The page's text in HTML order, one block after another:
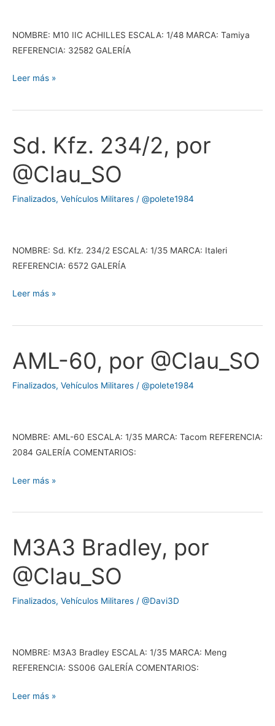
NOMBRE: M10 IIC ACHILLES ESCALA: 1/48 MARCA: Tamiya
REFERENCIA: 32582 GALERÍA
Leer más »
Sd. Kfz. 234/2, por
@Clau_SO
Finalizados, Vehículos Militares / @polete1984
NOMBRE: Sd. Kfz. 234/2 ESCALA: 1/35 MARCA: Italeri
REFERENCIA: 6572 GALERÍA
Sd.
Kfz.
234/2,
por
@Clau_SO
Leer más »
AML-60, por @Clau_SO
Finalizados, Vehículos Militares / @polete1984
NOMBRE: AML-60 ESCALA: 1/35 MARCA: Tacom REFERENCIA:
2084 GALERÍA COMENTARIOS:
AML-
60,
por
Leer más »
M3A3 Bradley, por
@Clau_SO
Finalizados, Vehículos Militares / @Davi3D
NOMBRE: M3A3 Bradley ESCALA: 1/35 MARCA: Meng
REFERENCIA: SS006 GALERÍA COMENTARIOS:
M3A3
Bradley,
por
@Clau_SO
Leer más »